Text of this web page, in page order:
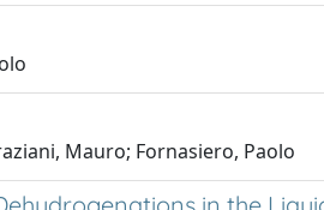
Mauro; Fornasiero, Paolo